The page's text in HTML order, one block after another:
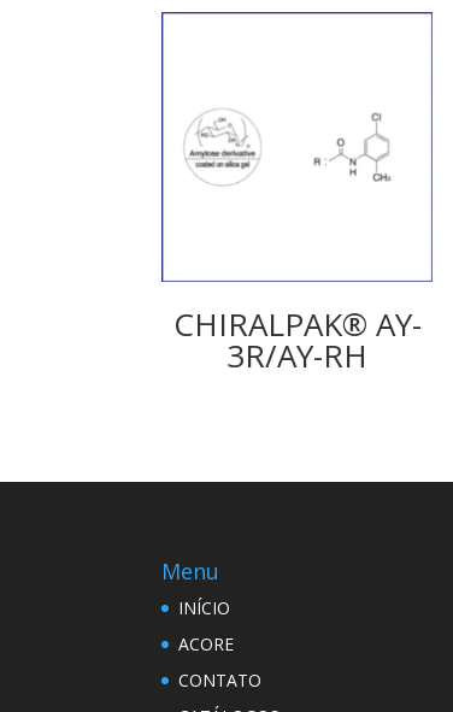
CHIRALPAK® AY-
3R/AY-RH
Menu
INÍCIO
ACORE
CONTATO